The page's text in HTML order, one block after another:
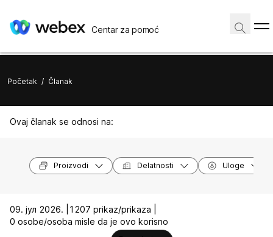
Centar za pomoć
Početak / Članak
Ovaj članak se odnosi na:
Proizvodi Delatnosti Uloge
09. јул 2026. |
1207 prikaz/prikaza |
0 osobe/osoba misle da je ovo korisno